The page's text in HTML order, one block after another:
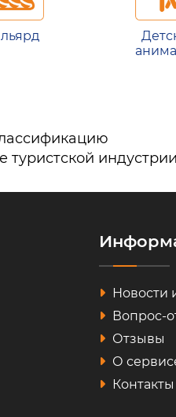
Новости
Вопрос-
Отзывы
О
Контакты